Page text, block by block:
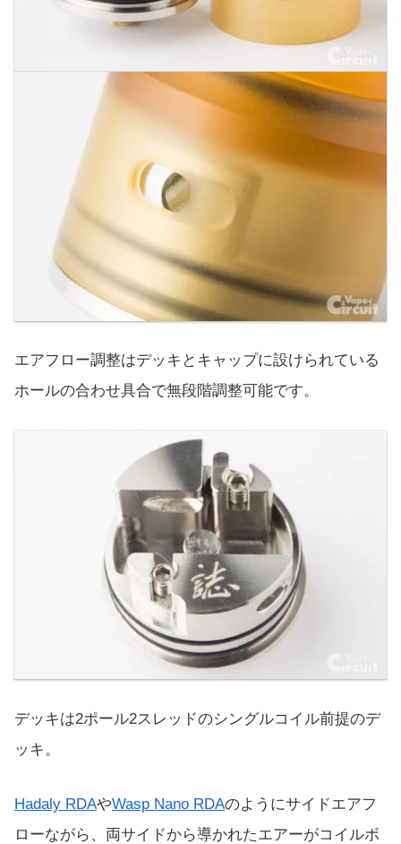
エアフロー調整はデッキとキャップに設けられている
ホールの合わせ具合で無段階調整可能です。
デッキは2ポール2スレッドのシングルコイル前提のデ
ッキ。
Hadaly RDAやWasp Nano RDAのようにサイドエアフ
ローながら、両サイドから導かれたエアーがコイルボ